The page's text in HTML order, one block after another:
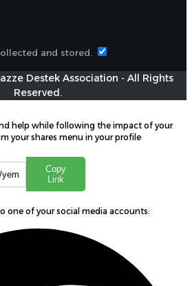
and stored.
Destek Association - All Rights
Reserved.
help while following the impact of your
your shares menu in your profile
Copy
Link
one of your social media accounts: